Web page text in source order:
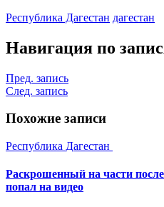
Республика Дагестан дагестан
Навигация по
Пред. запись
След. запись
Похожие записи
Республика Дагестан
Раскрошенный на части
попал на видео